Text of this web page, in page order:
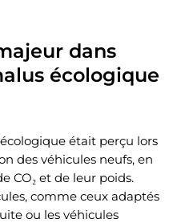
dans
écologique
était perçu lors
des véhicules neufs, en
CO₂ et de leur poids.
comme ceux adaptés
ou les véhicules